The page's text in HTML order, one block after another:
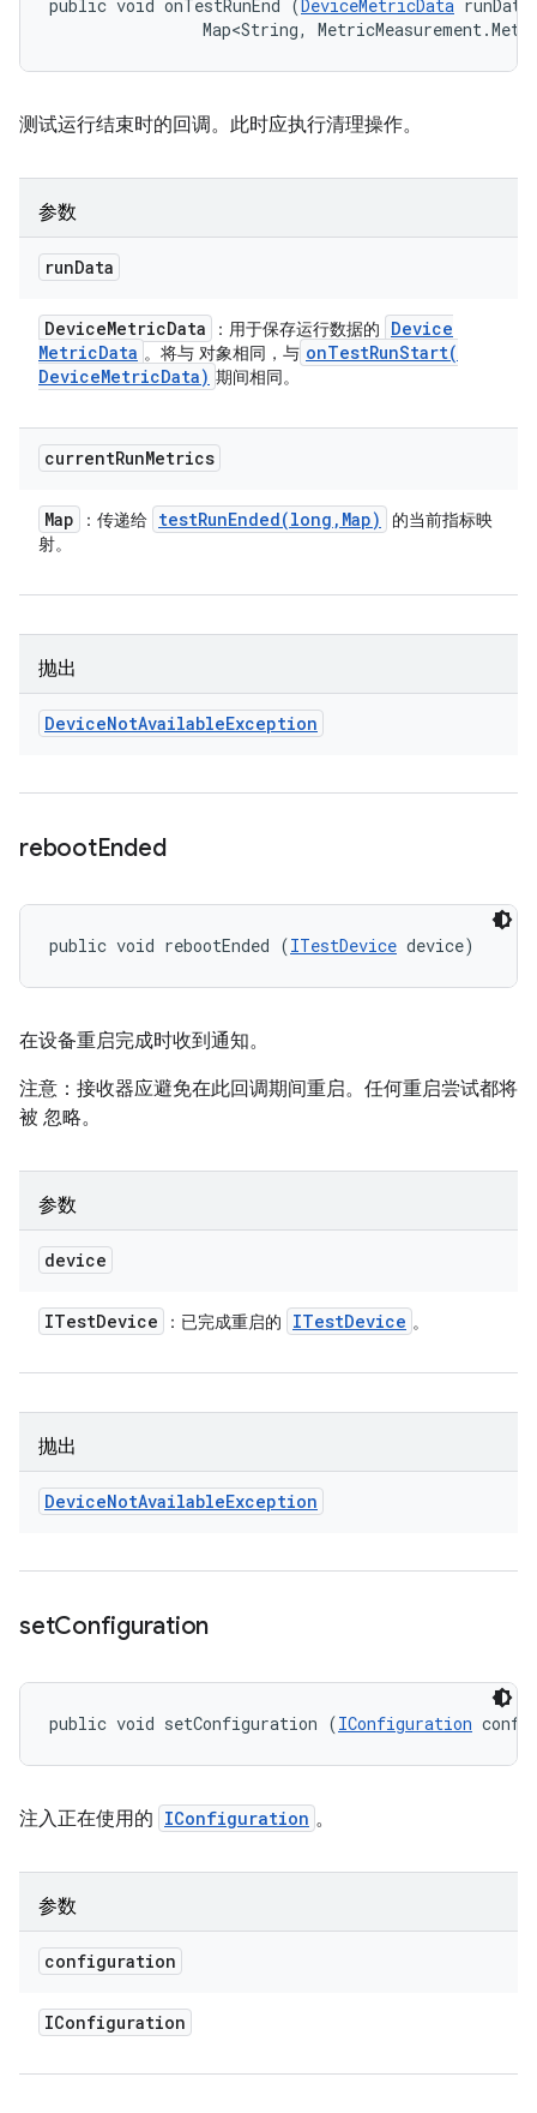
public void onTestRunEnd ( DeviceMetricData
Map<String,
测试运行结束时的回调。此时应执行清理操作。
参数
runData
DeviceMetricData ：用于保存运行数据的
Device
MetricData 。将与 对象相同，与 onTestRunStart(
DeviceMetricData) 期间相同。
currentRunMetrics
Map ：传递给 testRunEnded(long , Map)
的当前指标映
射。
抛出
DeviceNotAvailableException
rebootEnded
public void rebootEnded (ITestDevice device)
在设备重启完成时收到通知。
注意：接收器应避免在此回调期间重启。任何重启尝试都将
被 忽略。
参数
device
ITestDevice ：已完成重启的 ITestDevice 。
抛出
DeviceNotAvailableException
setConfiguration
public void setConfiguration (IConfiguration
注入正在使用的 IConfiguration 。
参数
configuration
IConfiguration